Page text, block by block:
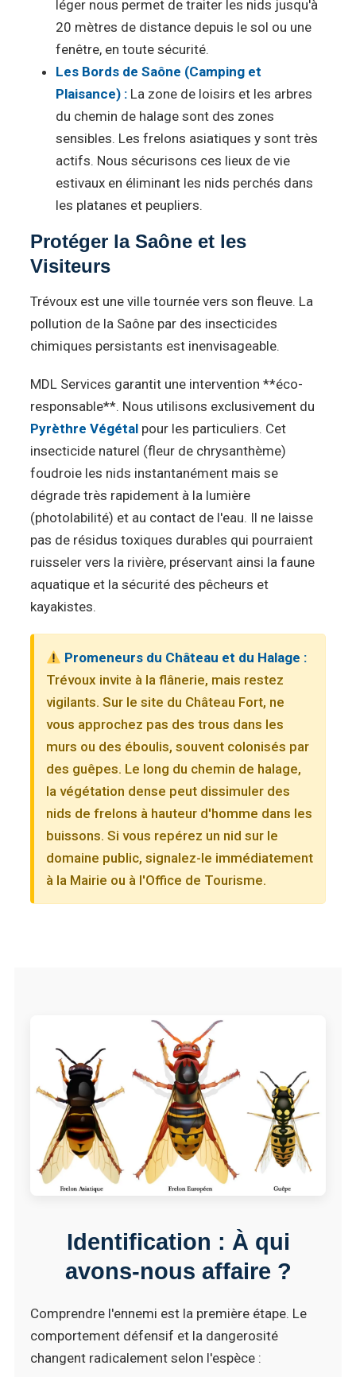
léger nous permet de traiter les nids jusqu'à
20 mètres de distance depuis le sol ou une
fenêtre, en toute sécurité.
Les Bords de Saône (Camping et
Plaisance) : La zone de loisirs et les arbres
du chemin de halage sont des zones
sensibles. Les frelons asiatiques y sont très
actifs. Nous sécurisons ces lieux de vie
estivaux en éliminant les nids perchés dans
les platanes et peupliers.
Protéger la Saône et les
Visiteurs
Trévoux est une ville tournée vers son fleuve. La
pollution de la Saône par des insecticides
chimiques persistants est inenvisageable.
MDL Services garantit une intervention **éco-
responsable**. Nous utilisons exclusivement du
Pyrèthre Végétal pour les particuliers. Cet
insecticide naturel (fleur de chrysanthème)
foudroie les nids instantanément mais se
dégrade très rapidement à la lumière
(photolabilité) et au contact de l'eau. Il ne laisse
pas de résidus toxiques durables qui pourraient
ruisseler vers la rivière, préservant ainsi la faune
aquatique et la sécurité des pêcheurs et
kayakistes.
Promeneurs du Château et du Halage :
Trévoux invite à la flânerie, mais restez
vigilants. Sur le site du Château Fort, ne
vous approchez pas des trous dans les
murs ou des éboulis, souvent colonisés par
des guêpes. Le long du chemin de halage,
la végétation dense peut dissimuler des
nids de frelons à hauteur d'homme dans les
buissons. Si vous repérez un nid sur le
domaine public, signalez-le immédiatement
à la Mairie ou à l'Office de Tourisme.
Identification : À qui
avons-nous affaire ?
Comprendre l'ennemi est la première étape. Le
comportement défensif et la dangerosité
changent radicalement selon l'espèce :